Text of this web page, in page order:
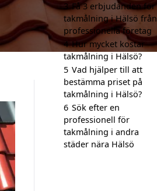
3 Få 3 erbjudanden för
takmålning i Hälsö från
professionella företag
4 Hur mycket kostar
takmålning i Hälsö?
5 Vad hjälper till att
bestämma priset på
takmålning i Hälsö?
6 Sök efter en
professionell för
takmålning i andra
städer nära Hälsö